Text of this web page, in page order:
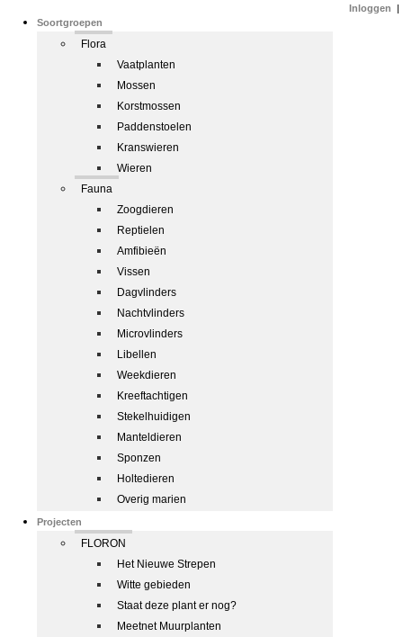
Soortgroepen
Flora
Vaatplanten
Mossen
Korstmossen
Paddenstoelen
Kranswieren
Wieren
Fauna
Zoogdieren
Reptielen
Amfibieën
Vissen
Dagvlinders
Nachtvlinders
Microvlinders
Libellen
Weekdieren
Kreeftachtigen
Stekelhuidigen
Manteldieren
Sponzen
Holtedieren
Overig marien
Projecten
FLORON
Het Nieuwe Strepen
Witte gebieden
Staat deze plant er nog?
Meetnet Muurplanten
Inloggen |